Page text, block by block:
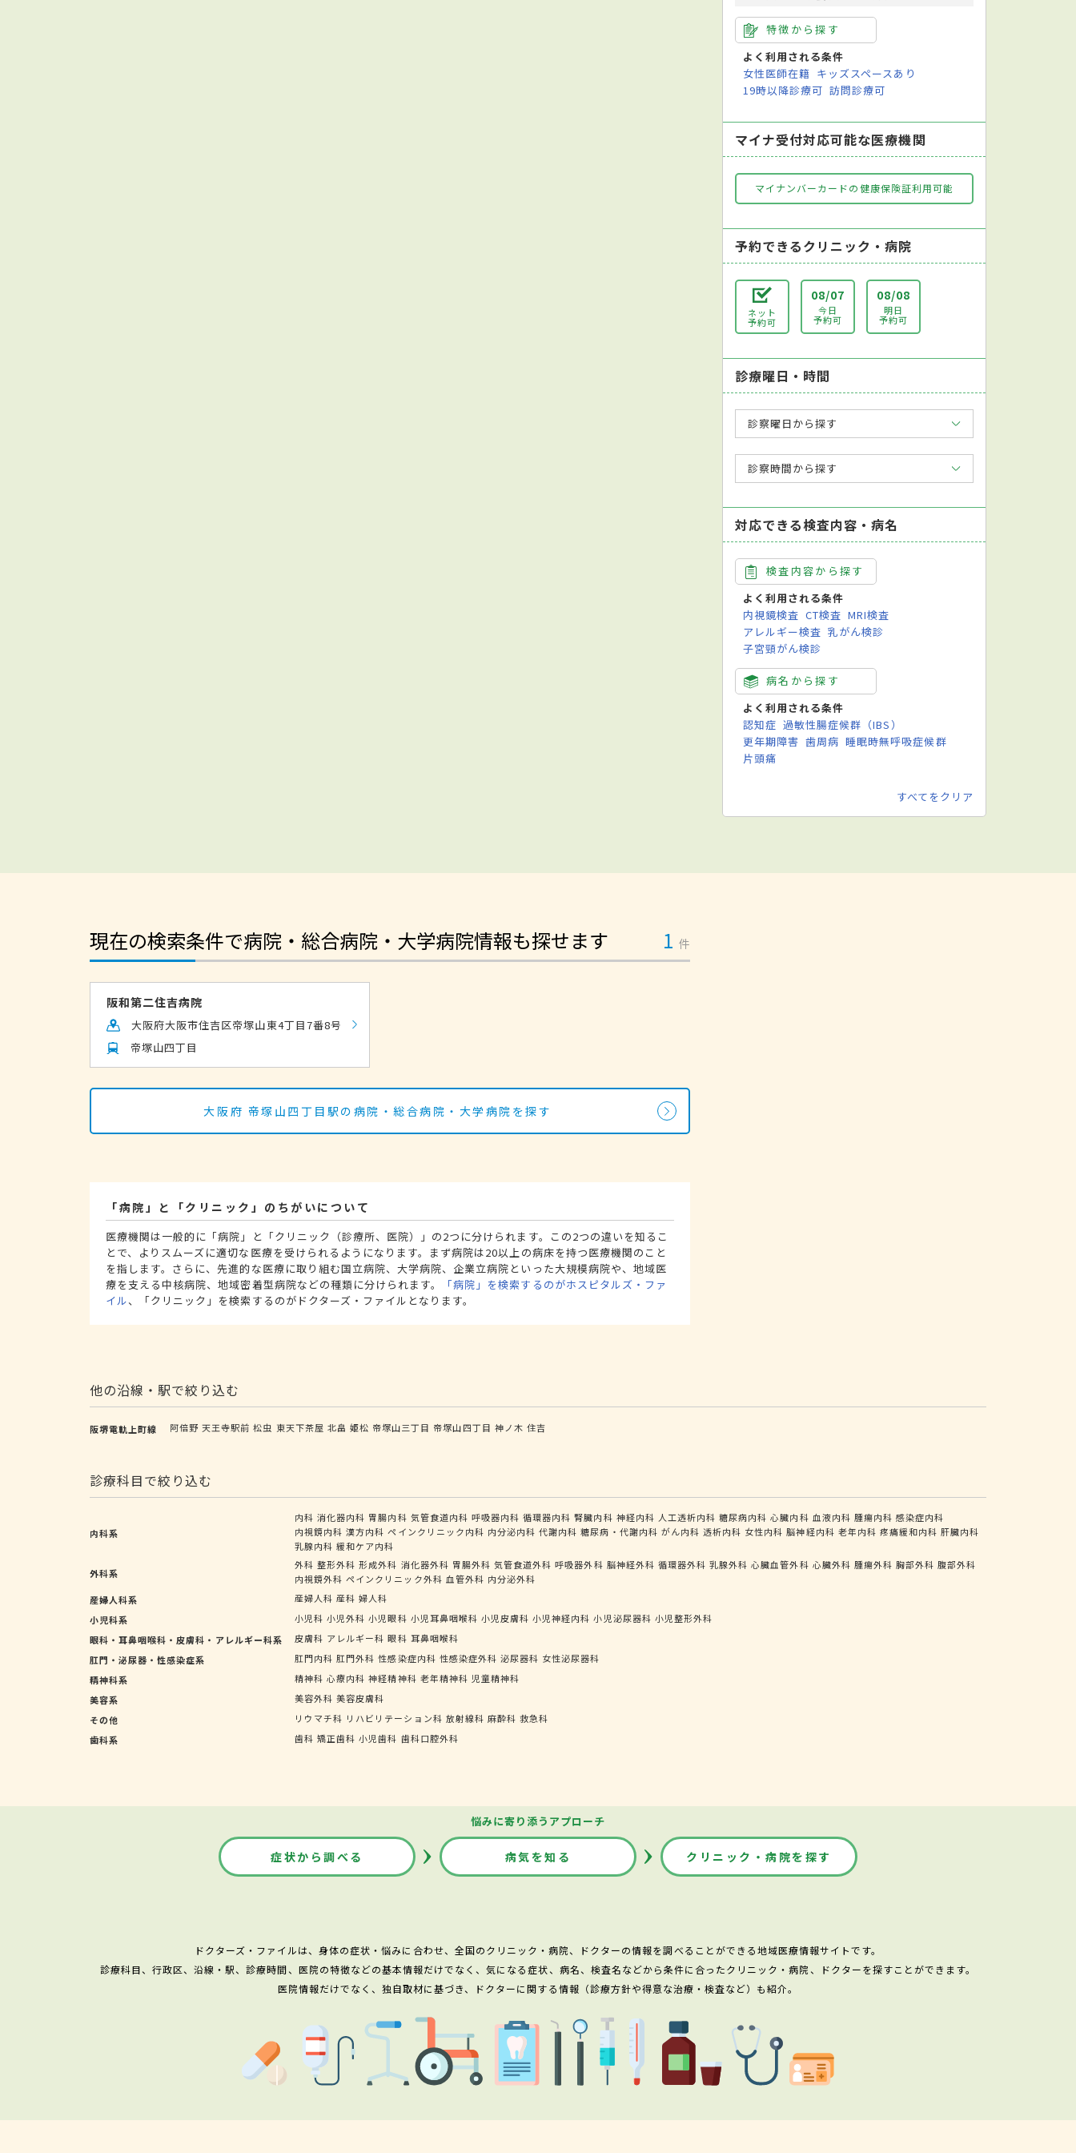
特徴から探す
よく利用される条件
女性医師在籍 キッズスペースあり
19時以降診療可 訪問診療可
マイナ受付対応可能な医療機関
マイナンバーカードの健康保険証利用可能
予約できるクリニック・病院
ネット
予約可
08/07
今日
予約可
08/08
明日
予約可
診療曜日・時間
診察曜日から探す
診察時間から探す
対応できる検査内容・病名
検査内容から探す
よく利用される条件
内視鏡検査 CT検査 MRI検査
アレルギー検査 乳がん検診
子宮頸がん検診
病名から探す
よく利用される条件
認知症 過敏性腸症候群（IBS）
更年期障害 歯周病 睡眠時無呼吸症候群
片頭痛
すべてをクリア
現在の検索条件で病院・総合病院・大学病院情報も探せます 1 件
阪和第二住吉病院
大阪府大阪市住吉区帝塚山東4丁目7番8号
帝塚山四丁目
大阪府 帝塚山四丁目駅の病院・総合病院・大学病院を探す
「病院」と「クリニック」のちがいについて
医療機関は一般的に「病院」と「クリニック（診療所、医院）」の2つに分けられます。この2つの違いを知るこ
とで、よりスムーズに適切な医療を受けられるようになります。まず病院は20以上の病床を持つ医療機関のこと
を指します。さらに、先進的な医療に取り組む国立病院、大学病院、企業立病院といった大規模病院や、地域医
療を支える中核病院、地域密着型病院などの種類に分けられます。
「病院」を検索するのがホスピタルズ・ファ
イル、「クリニック」を検索するのがドクターズ・ファイルとなります。
他の沿線・駅で絞り込む
阪堺電軌上町線 阿倍野 天王寺駅前 松虫 東天下茶屋 北畠 姫松 帝塚山三丁目 帝塚山四丁目 神ノ木 住吉
診療科目で絞り込む
内科系
内科 消化器内科 胃腸内科 気管食道内科 呼吸器内科 循環器内科 腎臓内科 神経内科 人工透析内科 糖尿病内科 心臓内科 血液内科 腫瘍内科 感染症内科
内視鏡内科 漢方内科 ペインクリニック内科 内分泌内科 代謝内科 糖尿病・代謝内科 がん内科 透析内科 女性内科 脳神経内科 老年内科 疼痛緩和内科 肝臓内科
乳腺内科 緩和ケア内科
外科系
外科 整形外科 形成外科 消化器外科 胃腸外科 気管食道外科 呼吸器外科 脳神経外科 循環器外科 乳腺外科 心臓血管外科 心臓外科 腫瘍外科 胸部外科 腹部外科
内視鏡外科 ペインクリニック外科 血管外科 内分泌外科
産婦人科系
産婦人科 産科 婦人科
小児科系
小児科 小児外科 小児眼科 小児耳鼻咽喉科 小児皮膚科 小児神経内科 小児泌尿器科 小児整形外科
眼科・耳鼻咽喉科・皮膚科・アレルギー科系
皮膚科 アレルギー科 眼科 耳鼻咽喉科
肛門・泌尿器・性感染症系
肛門内科 肛門外科 性感染症内科 性感染症外科 泌尿器科 女性泌尿器科
精神科系
精神科 心療内科 神経精神科 老年精神科 児童精神科
美容系
美容外科 美容皮膚科
その他
リウマチ科 リハビリテーション科 放射線科 麻酔科 救急科
歯科系
歯科 矯正歯科 小児歯科 歯科口腔外科
悩みに寄り添うアプローチ
症状から調べる 病気を知る クリニック・病院を探す
ドクターズ・ファイルは、身体の症状・悩みに合わせ、全国のクリニック・病院、ドクターの情報を調べることができる地域医療情報サイトです。
診療科目、行政区、沿線・駅、診療時間、医院の特徴などの基本情報だけでなく、気になる症状、病名、検査名などから条件に合ったクリニック・病院、ドクターを探すことができます。
医院情報だけでなく、独自取材に基づき、ドクターに関する情報（診療方針や得意な治療・検査など）も紹介。